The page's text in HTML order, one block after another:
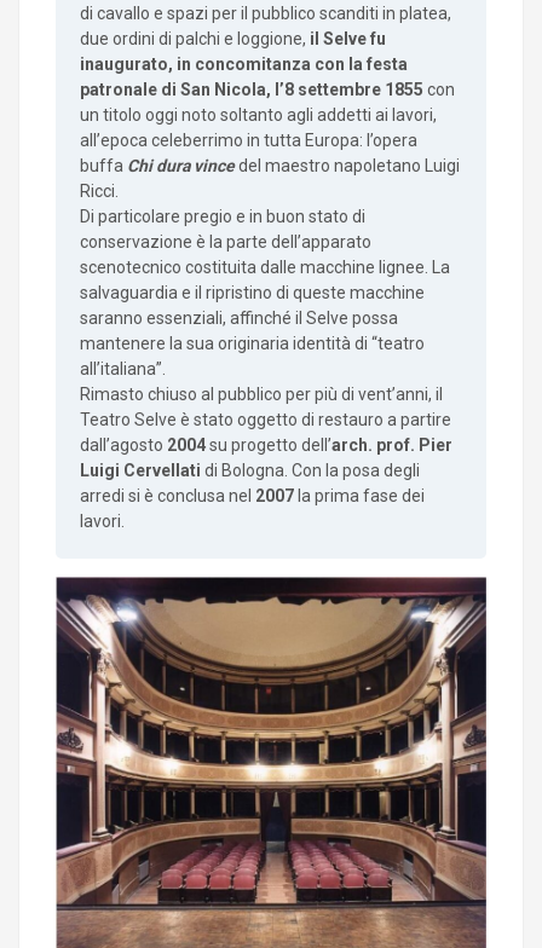
di cavallo e spazi per il pubblico scanditi in platea,
due ordini di palchi e loggione, il Selve fu
inaugurato, in concomitanza con la festa
patronale di San Nicola, l’8 settembre 1855 con
un titolo oggi noto soltanto agli addetti ai lavori,
all’epoca celeberrimo in tutta Europa: l’opera
buffa Chi dura vincedel maestro napoletano Luigi
Ricci.
Di particolare pregio e in buon stato di
conservazione è la parte dell’apparato
scenotecnico costituita dalle macchine lignee. La
salvaguardia e il ripristino di queste macchine
saranno essenziali, affinché il Selve possa
mantenere la sua originaria identità di “teatro
all’italiana”.
Rimasto chiuso al pubblico per più di vent’anni, il
Teatro Selve è stato oggetto di restauro a partire
dall’agosto 2004su progetto dell’arch. prof. Pier
Luigi Cervellati di Bologna. Con la posa degli
arredi si è conclusa nel 2007 la prima fase dei
lavori.